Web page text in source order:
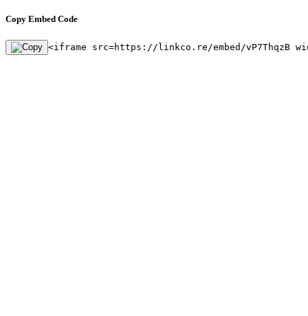
Copy Embed Code
<iframe src=https://linkco.re/embed/vP7ThqzB